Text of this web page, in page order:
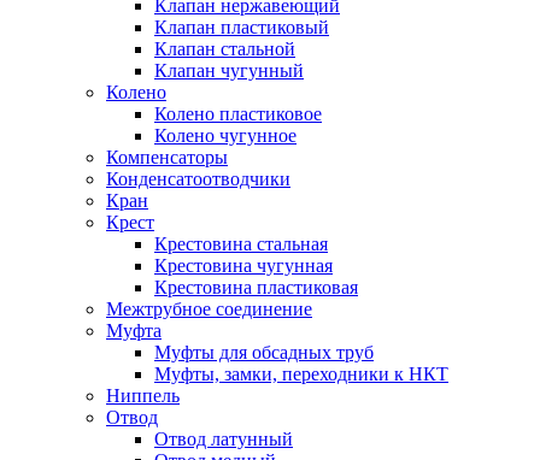
Клапан нержавеющий
Клапан пластиковый
Клапан стальной
Клапан чугунный
Колено
Колено пластиковое
Колено чугунное
Компенсаторы
Конденсатоотводчики
Кран
Крест
Крестовина стальная
Крестовина чугунная
Крестовина пластиковая
Межтрубное соединение
Муфта
Муфты для обсадных труб
Муфты, замки, переходники к НКТ
Ниппель
Отвод
Отвод латунный